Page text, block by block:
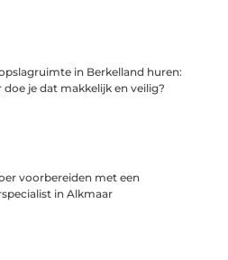
in Berkelland huren:
doe je dat makkelijk en veilig?
voorbereiden met een
in Alkmaar